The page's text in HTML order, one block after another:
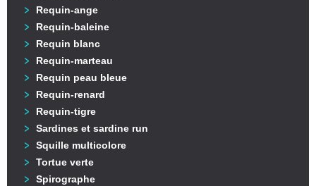
Requin-ange
Requin-baleine
Requin blanc
Requin-marteau
Requin peau bleue
Requin-renard
Requin-tigre
Sardines et sardine run
Squille multicolore
Tortue verte
Spirographe